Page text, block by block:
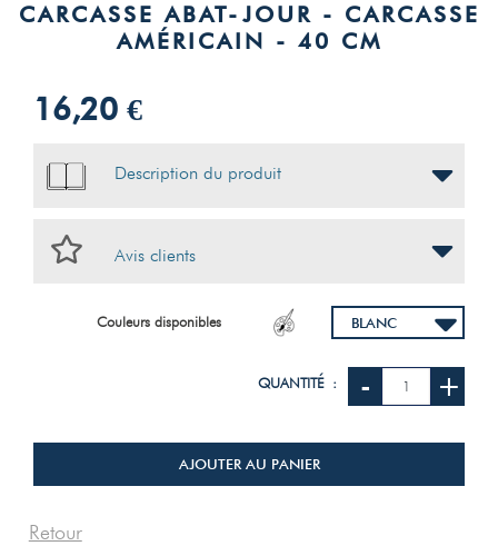
CARCASSE ABAT-JOUR - CARCASSE
AMÉRICAIN - 40 CM
16,20 €
Description du produit
Avis clients
Couleurs disponibles
QUANTITÉ : - +
AJOUTER AU PANIER
Retour